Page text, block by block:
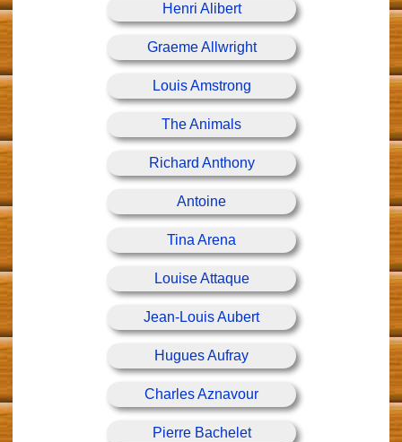
Henri Alibert
Graeme Allwright
Louis Amstrong
The Animals
Richard Anthony
Antoine
Tina Arena
Louise Attaque
Jean-Louis Aubert
Hugues Aufray
Charles Aznavour
Pierre Bachelet